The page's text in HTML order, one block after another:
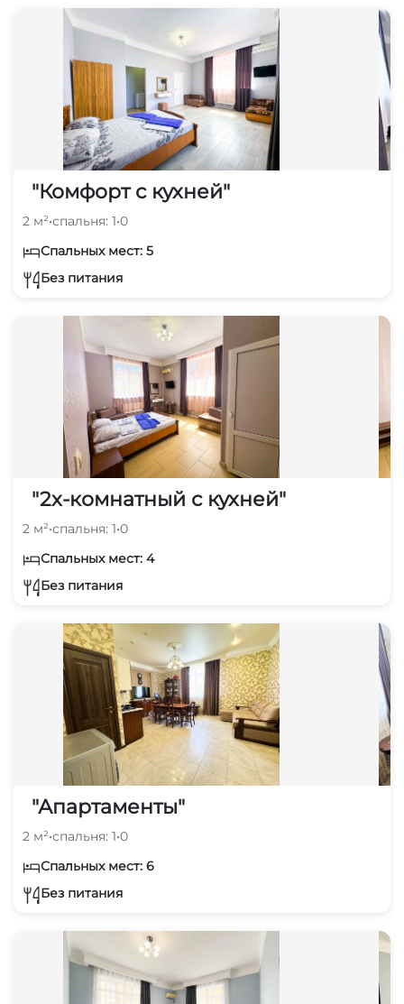
"Комфорт с кухней"
2 м²•спальня: 1•0
Спальных мест: 5
Без питания
"2х-комнатный с кухней"
2 м²•спальня: 1•0
Спальных мест: 4
Без питания
"Апартаменты"
2 м²•спальня: 1•0
Спальных мест: 6
Без питания